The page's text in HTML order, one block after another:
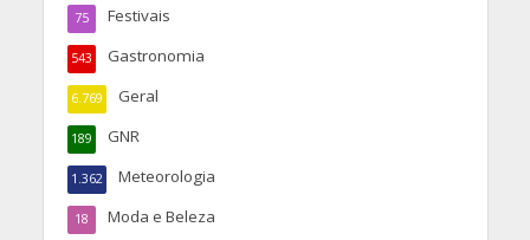
Festivais
75
Gastronomia
543
Geral
6.769
GNR
189
Meteorologia
1.362
Moda e Beleza
18